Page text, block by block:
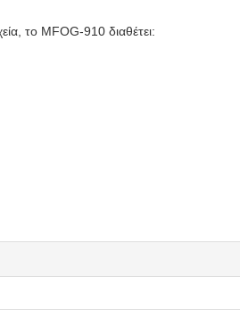
το MFOG-910 διαθέτει: